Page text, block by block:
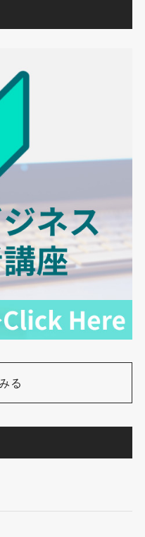
る